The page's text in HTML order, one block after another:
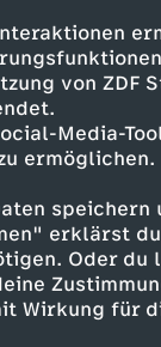
von ZDF
Media-
ermöglichen.
erklärst du
Oder du
Wirkung für
Deutschland